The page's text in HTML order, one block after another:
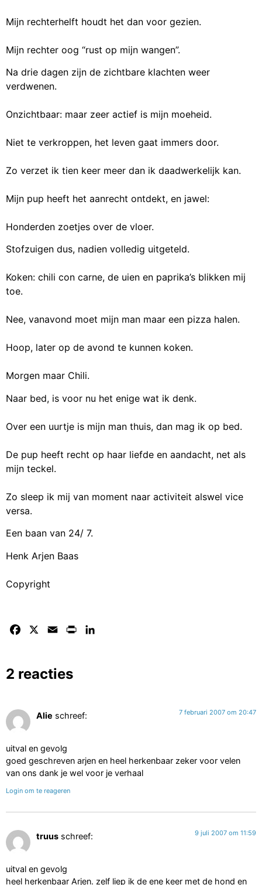
Mijn rechterhelft houdt het dan voor gezien.
Mijn rechter oog “rust op mijn wangen”.
Na drie dagen zijn de zichtbare klachten weer
verdwenen.
Onzichtbaar: maar zeer actief is mijn moeheid.
Niet te verkroppen, het leven gaat immers door.
Zo verzet ik tien keer meer dan ik daadwerkelijk kan.
Mijn pup heeft het aanrecht ontdekt, en jawel:
Honderden zoetjes over de vloer.
Stofzuigen dus, nadien volledig uitgeteld.
Koken: chili con carne, de uien en paprika’s blikken mij
toe.
Nee, vanavond moet mijn man maar een pizza halen.
Hoop, later op de avond te kunnen koken.
Morgen maar Chili.
Naar bed, is voor nu het enige wat ik denk.
Over een uurtje is mijn man thuis, dan mag ik op bed.
De pup heeft recht op haar liefde en aandacht, net als
mijn teckel.
Zo sleep ik mij van moment naar activiteit alswel vice
versa.
Een baan van 24/ 7.
Henk Arjen Baas
Copyright
Facebook Email Print
2 reacties
Alie schreef: 7 februari 2007 om 20:47
uitval en gevolg
goed geschreven arjen en heel herkenbaar zeker voor velen
van ons dank je wel voor je verhaal
Login om te reageren
truus schreef: 9 juli 2007 om 11:59
uitval en gevolg
heel herkenbaar Arjen. zelf liep ik de ene keer met de hond en